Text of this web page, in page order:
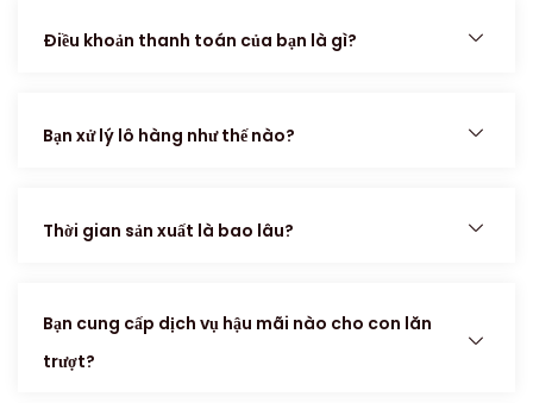
Điều khoản thanh toán của bạn là gì?
Bạn xử lý lô hàng như thế nào?
Thời gian sản xuất là bao lâu?
Bạn cung cấp dịch vụ hậu mãi nào cho con lăn
trượt?